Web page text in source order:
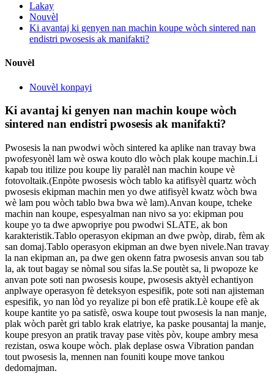
Lakay
Nouvèl
Ki avantaj ki genyen nan machin koupe wòch sintered nan
endistri pwosesis ak manifakti?
Nouvèl
Nouvèl konpayi
Ki avantaj ki genyen nan machin koupe wòch
sintered nan endistri pwosesis ak manifakti?
Pwosesis la nan pwodwi wòch sintered ka aplike nan travay bwa
pwofesyonèl lam wè oswa kouto dlo wòch plak koupe machin.Li
kapab tou itilize pou koupe liy paralèl nan machin koupe vè
fotovoltaik.(Enpòte pwosesis wòch tablo ka atifisyèl quartz wòch
pwosesis ekipman machin men yo dwe atifisyèl kwatz wòch bwa
wè lam pou wòch tablo bwa bwa wè lam).Anvan koupe, tcheke
machin nan koupe, espesyalman nan nivo sa yo: ekipman pou
koupe yo ta dwe apwopriye pou pwodwi SLATE, ak bon
karakteristik.Tablo operasyon ekipman an dwe pwòp, dirab, fèm ak
san domaj.Tablo operasyon ekipman an dwe byen nivele.Nan travay
la nan ekipman an, pa dwe gen okenn fatra pwosesis anvan sou tab
la, ak tout bagay se nòmal sou sifas la.Se poutèt sa, li pwopoze ke
anvan pote soti nan pwosesis koupe, pwosesis aktyèl echantiyon
anplwaye operasyon fè deteksyon espesifik, pote soti nan ajisteman
espesifik, yo nan lòd yo reyalize pi bon efè pratik.Lè koupe efè ak
koupe kantite yo pa satisfè, oswa koupe tout pwosesis la nan manje,
plak wòch parèt gri tablo krak elatriye, ka paske pousantaj la manje,
koupe presyon an pratik travay pase vitès pòv, koupe ambry mesa
rezistan, oswa koupe wòch. plak deplase oswa Vibration pandan
tout pwosesis la, mennen nan founiti koupe move tankou
dedomajman.